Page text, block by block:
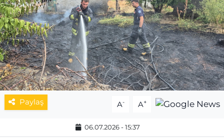
Paylaş A- A+
06.07.2026 - 15:37
ESKİŞEHİRSPOR